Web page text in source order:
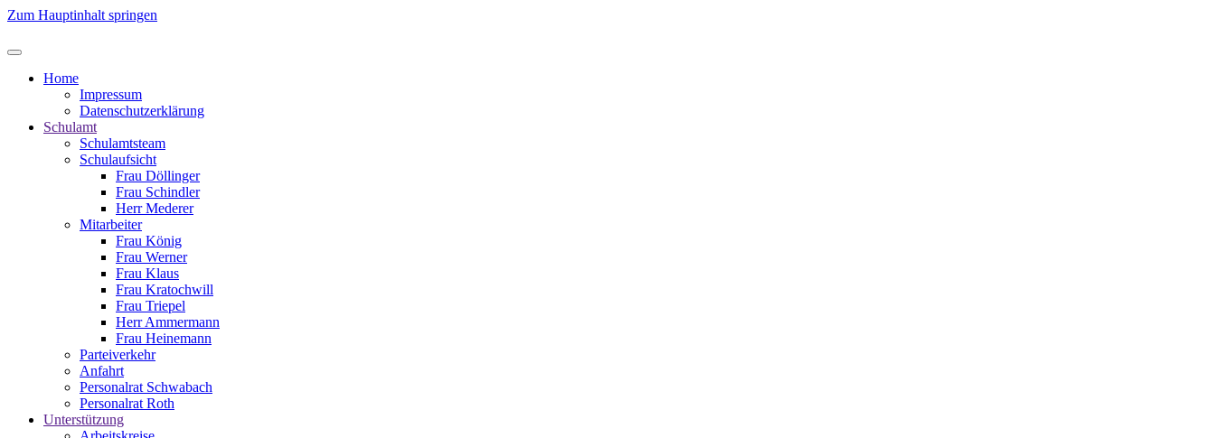
Zum Hauptinhalt springen
Home
Impressum
Datenschutzerklärung
Schulamt
Schulamtsteam
Schulaufsicht
Frau Döllinger
Frau Schindler
Herr Mederer
Mitarbeiter
Frau König
Frau Werner
Frau Klaus
Frau Kratochwill
Frau Triepel
Herr Ammermann
Frau Heinemann
Parteiverkehr
Anfahrt
Personalrat Schwabach
Personalrat Roth
Unterstützung